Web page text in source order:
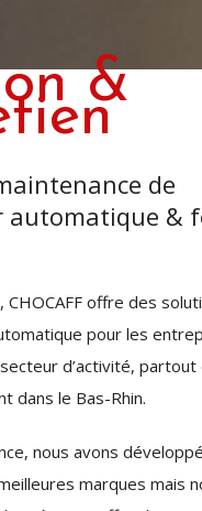
&
de
&
CHOCAFF offre des
pour les
d’activité, partout
dans le Bas-Rhin.
nous avons
marques mais